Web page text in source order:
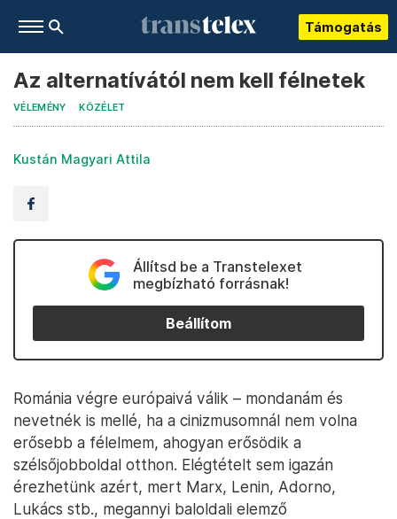
Támogatás
Az alternatívától nem kell félnetek
VÉLEMÉNY KÖZÉLET
Kustán Magyari Attila
Állítsd be a Transtelexet
megbízható forrásnak!
Beállítom
Románia végre európaivá válik – mondanám és
nevetnék is mellé, ha a cinizmusomnál nem volna
erősebb a félelmem, ahogyan erősödik a
szélsőjobboldal otthon. Elégtételt sem igazán
érezhetünk azért, mert Marx, Lenin, Adorno,
Lukács stb., megannyi baloldali elemző